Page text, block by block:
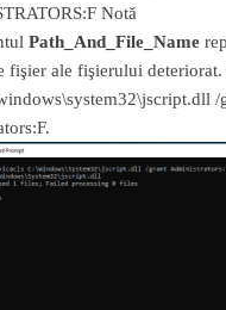
Notă
Path_And_File_Name
fişier ale fişierului
/